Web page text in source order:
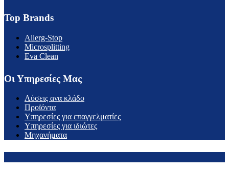
Top Brands
Allerg-Stop
Microsplitting
Eva Clean
Οι Υπηρεσίες Μας
Λύσεις ανα κλάδο
Προϊόντα
Υπηρεσίες για επαγγελματίες
Υπηρεσίες για ιδιώτες
Μηχανήματα